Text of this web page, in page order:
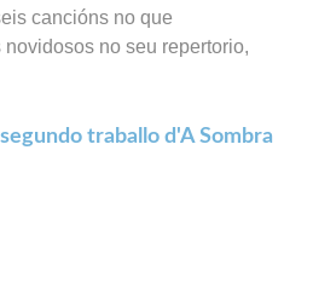
cancións no que
no seu repertorio,
traballo d'A Sombra